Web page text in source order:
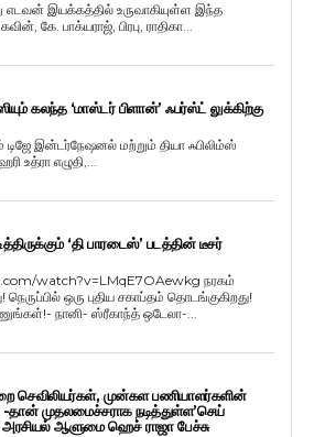
எடவன் இயக்கத்தில் உருவாகியுள்ள இந்த
கே. பாக்யராஜ், பிரபு, ராதிகா...
கலந்த ‘மாஸ்டர் பிளான்’ ஃபர்ஸ்ட் லுக்கிற்கு
இன்டர்நேஷனல் மற்றும் தியா ஃபிலிம்ஸ்
உத்ரா எழுதி,...
‘தி பாரடைஸ்’ படத்தின் டீசர்
watch?v=LMqE7OAewkg நரகம்
நெருப்பில் ஒரு புதிய சகாப்தம் தொடங்குகிறது!
நானி- ஸ்ரீகாந்த் ஒடேலா-...
செவிலியர்கள், முன்கள பணியாளர்களின்
-தான் முதலமைச்சராக நடித்துள்ள’செய்
அரசியல் ஆளுமை ஹெச் ராஜா பேச்சு